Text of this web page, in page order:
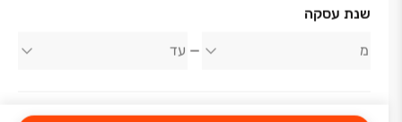
שנת עסקה
אודות החברה
אפרידר